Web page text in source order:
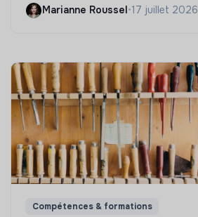
Marianne Roussel•17 juillet 2026
Compétences & formations